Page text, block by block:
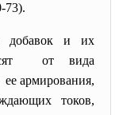
73).
добавок и их
от вида
армирования,
токов,